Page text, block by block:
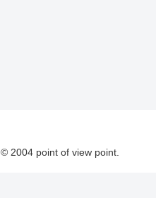
© 2004 point of view point.